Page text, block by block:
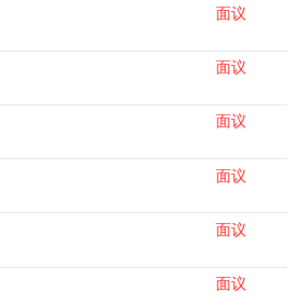
面议
面议
面议
面议
面议
面议